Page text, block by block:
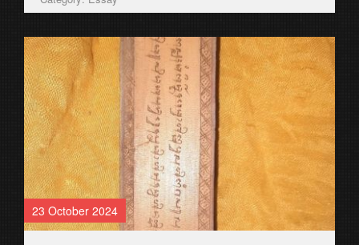
23 October 2024